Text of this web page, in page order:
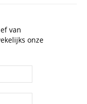
van
onze